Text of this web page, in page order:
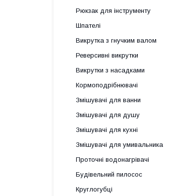
Рюкзак для інструменту
Шпателі
Викрутка з гнучким валом
Реверсивні викрутки
Викрутки з насадками
Кормоподрібнювачі
Змішувачі для ванни
Змішувачі для душу
Змішувачі для кухні
Змішувачі для умивальника
Проточні водонагрівачі
Будівельний пилосос
Круглогубці